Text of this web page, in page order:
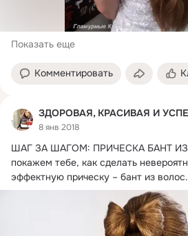
Показать еще
Комментировать
ЗДОРОВАЯ, КРАСИВАЯ И
8 янв 2018
ШАГ ЗА ШАГОМ: ПРИЧЕСКА БАНТ ИЗ
покажем тебе, как сделать
эффектную прическу – бант из волос.